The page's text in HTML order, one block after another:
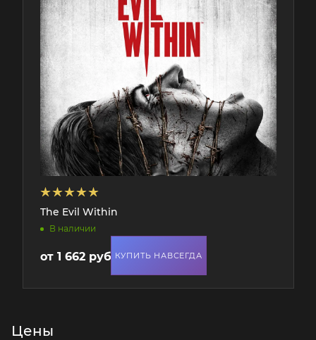
The Evil Within
В наличии
от 1 662 руб. КУПИТЬ НАВСЕГДА
Цены